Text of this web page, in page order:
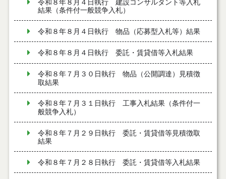
令和８年８月４日執行 建設コンサルタント等入札
結果（条件付一般競争入札）
令和８年８月４日執行 物品（応募型入札等）結果
令和８年８月４日執行 委託・賃貸借等入札結果
令和８年７月３０日執行 物品（公開調達）見積徴
取結果
令和８年７月３１日執行 工事入札結果（条件付一
般競争入札）
令和８年７月２９日執行 委託・賃貸借等見積徴取
結果
令和８年７月２８日執行 委託・賃貸借等入札結果